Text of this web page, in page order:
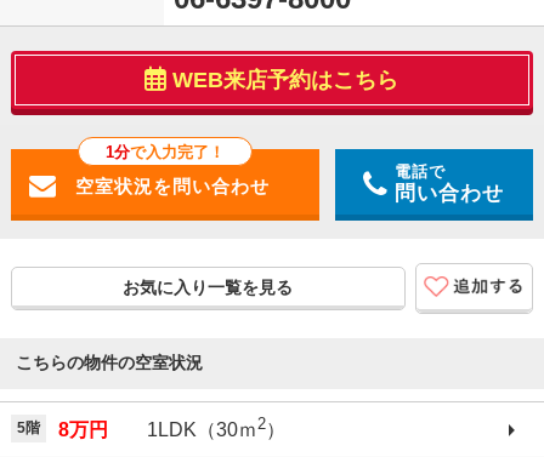
WEB来店予約はこちら
1分で入力完了！
電話で
問い合わせ
お気に入り一覧を見る
こちらの物件の空室状況
5階 8万円 1LDK（30ｍ2）